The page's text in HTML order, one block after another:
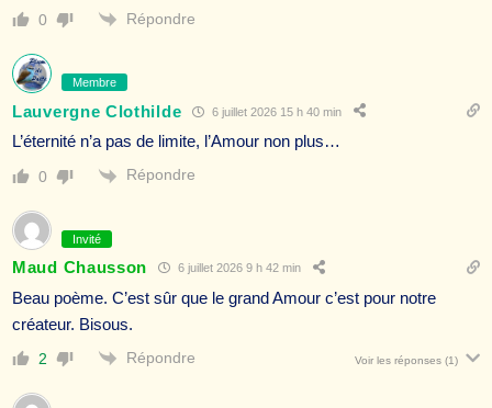
0 Répondre
Membre
Lauvergne Clothilde 6 juillet 2026 15 h 40 min
L’éternité n’a pas de limite, l’Amour non plus…
0 Répondre
Invité
Maud Chausson 6 juillet 2026 9 h 42 min
Beau poème. C’est sûr que le grand Amour c’est pour notre
créateur. Bisous.
2 Répondre Voir les réponses (1)